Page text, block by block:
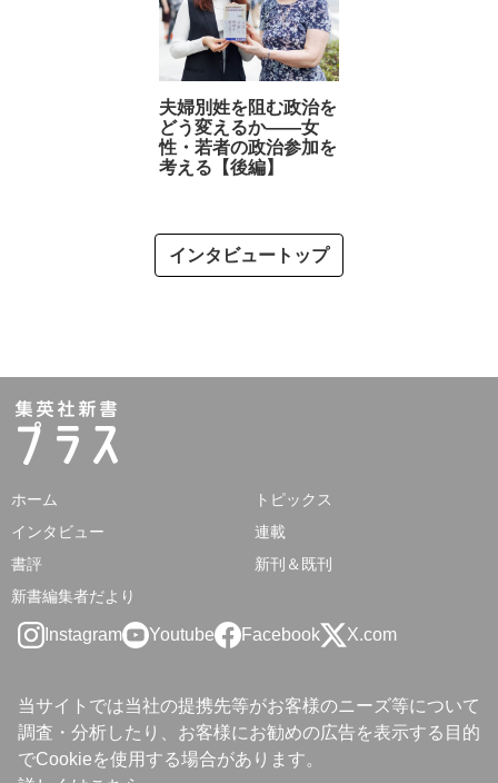
夫婦別姓を阻む政治を
どう変えるか――女
性・若者の政治参加を
考える【後編】
インタビュートップ
ホーム
トピックス
インタビュー
連載
書評
新刊＆既刊
新書編集者だより
Instagram Youtube Facebook X.com
当サイトでは当社の提携先等がお客様のニーズ等について
調査・分析したり、お客様にお勧めの広告を表示する目的
でCookieを使用する場合があります。